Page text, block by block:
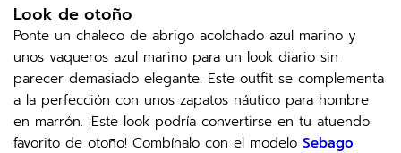
Look de otoño
Ponte un chaleco de abrigo acolchado azul marino y
unos vaqueros azul marino para un look diario sin
parecer demasiado elegante. Este outfit se complementa
a la perfección con unos zapatos náutico para hombre
en marrón. ¡Este look podría convertirse en tu atuendo
favorito de otoño! Combínalo con el modelo Sebago